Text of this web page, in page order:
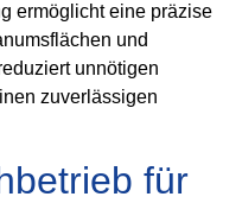
ermöglicht eine präzise
und
unnötigen
zuverlässigen
für